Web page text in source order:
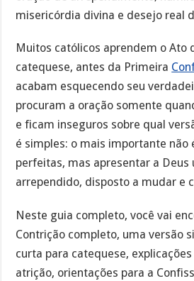
misericórdia divina e desejo real
Muitos católicos aprendem o Ato
catequese, antes da Primeira
acabam esquecendo seu
procuram a oração somente
e ficam inseguros sobre qual
é simples: o mais importante não
perfeitas, mas apresentar a Deus
arrependido, disposto a mudar e
Neste guia completo, você vai
Contrição completo, uma versão
curta para catequese,
atrição, orientações para a